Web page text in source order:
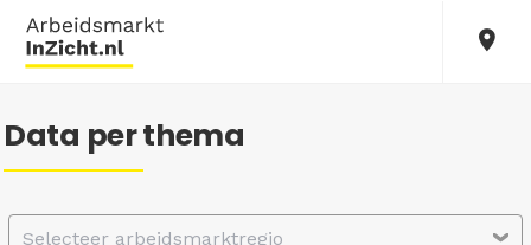
Data per thema
Selecteer arbeidsmarktregio